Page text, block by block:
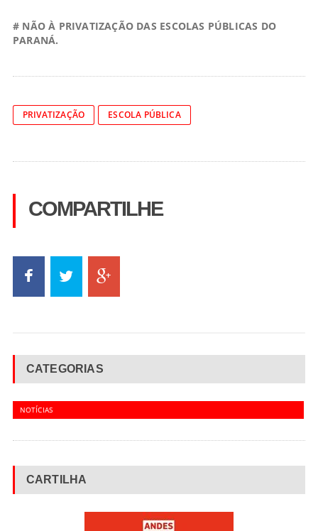
# NÃO À PRIVATIZAÇÃO DAS ESCOLAS PÚBLICAS DO
PARANÁ.
PRIVATIZAÇÃO ESCOLA PÚBLICA
COMPARTILHE
CATEGORIAS
NOTÍCIAS
CARTILHA